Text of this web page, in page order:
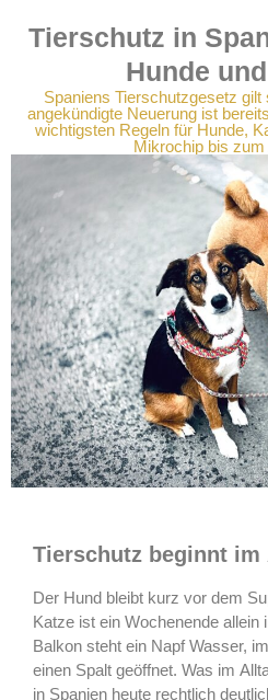
Tierschutz in
Hunde
Spaniens Tierschutzgesetz
angekündigte Neuerung ist
wichtigsten Regeln für Hunde,
Mikrochip bis zum
Tierschutz beginnt im
Der Hund bleibt kurz vor dem
Katze ist ein Wochenende allein
Balkon steht ein Napf Wasser,
einen Spalt geöffnet. Was im
in Spanien heute rechtlich